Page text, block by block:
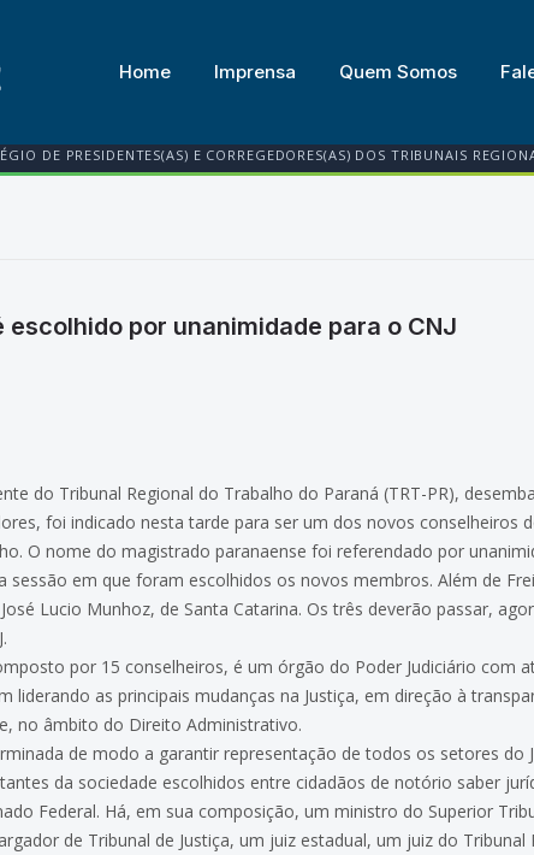
Home Imprensa Quem Somos
DE PRESIDENTES(AS) E CORREGEDORES(AS) DOS TRIBUNAIS
escolhido por unanimidade para o CNJ
do Tribunal Regional do Trabalho do Paraná (TRT-PR),
foi indicado nesta tarde para ser um dos novos conselheiros
O nome do magistrado paranaense foi referendado por
sessão em que foram escolhidos os novos membros. Além de
Lucio Munhoz, de Santa Catarina. Os três deverão passar,
por 15 conselheiros, é um órgão do Poder Judiciário
liderando as principais mudanças na Justiça, em direção à
no âmbito do Direito Administrativo.
de modo a garantir representação de todos os setores do
da sociedade escolhidos entre cidadãos de notório saber
Federal. Há, em sua composição, um ministro do Superior
de Tribunal de Justiça, um juiz estadual, um juiz do